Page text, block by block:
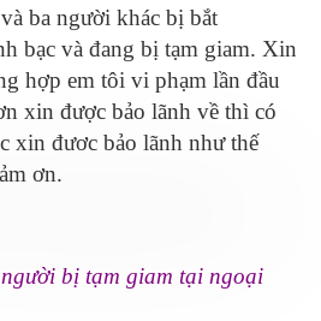
ba người khác bị bắt
bạc và đang bị tạm giam. Xin
hợp em tôi vi phạm lần đầu
xin được bảo lãnh về thì có
xin đươc bảo lãnh như thế
ơn.
bị tạm giam tại ngoại